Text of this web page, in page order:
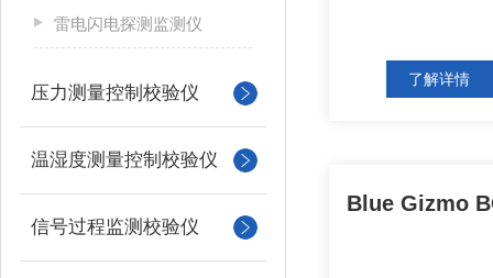
雷电闪电探测监测仪
压力测量控制校验仪
温湿度测量控制校验仪
信号过程监测校验仪
了解详情